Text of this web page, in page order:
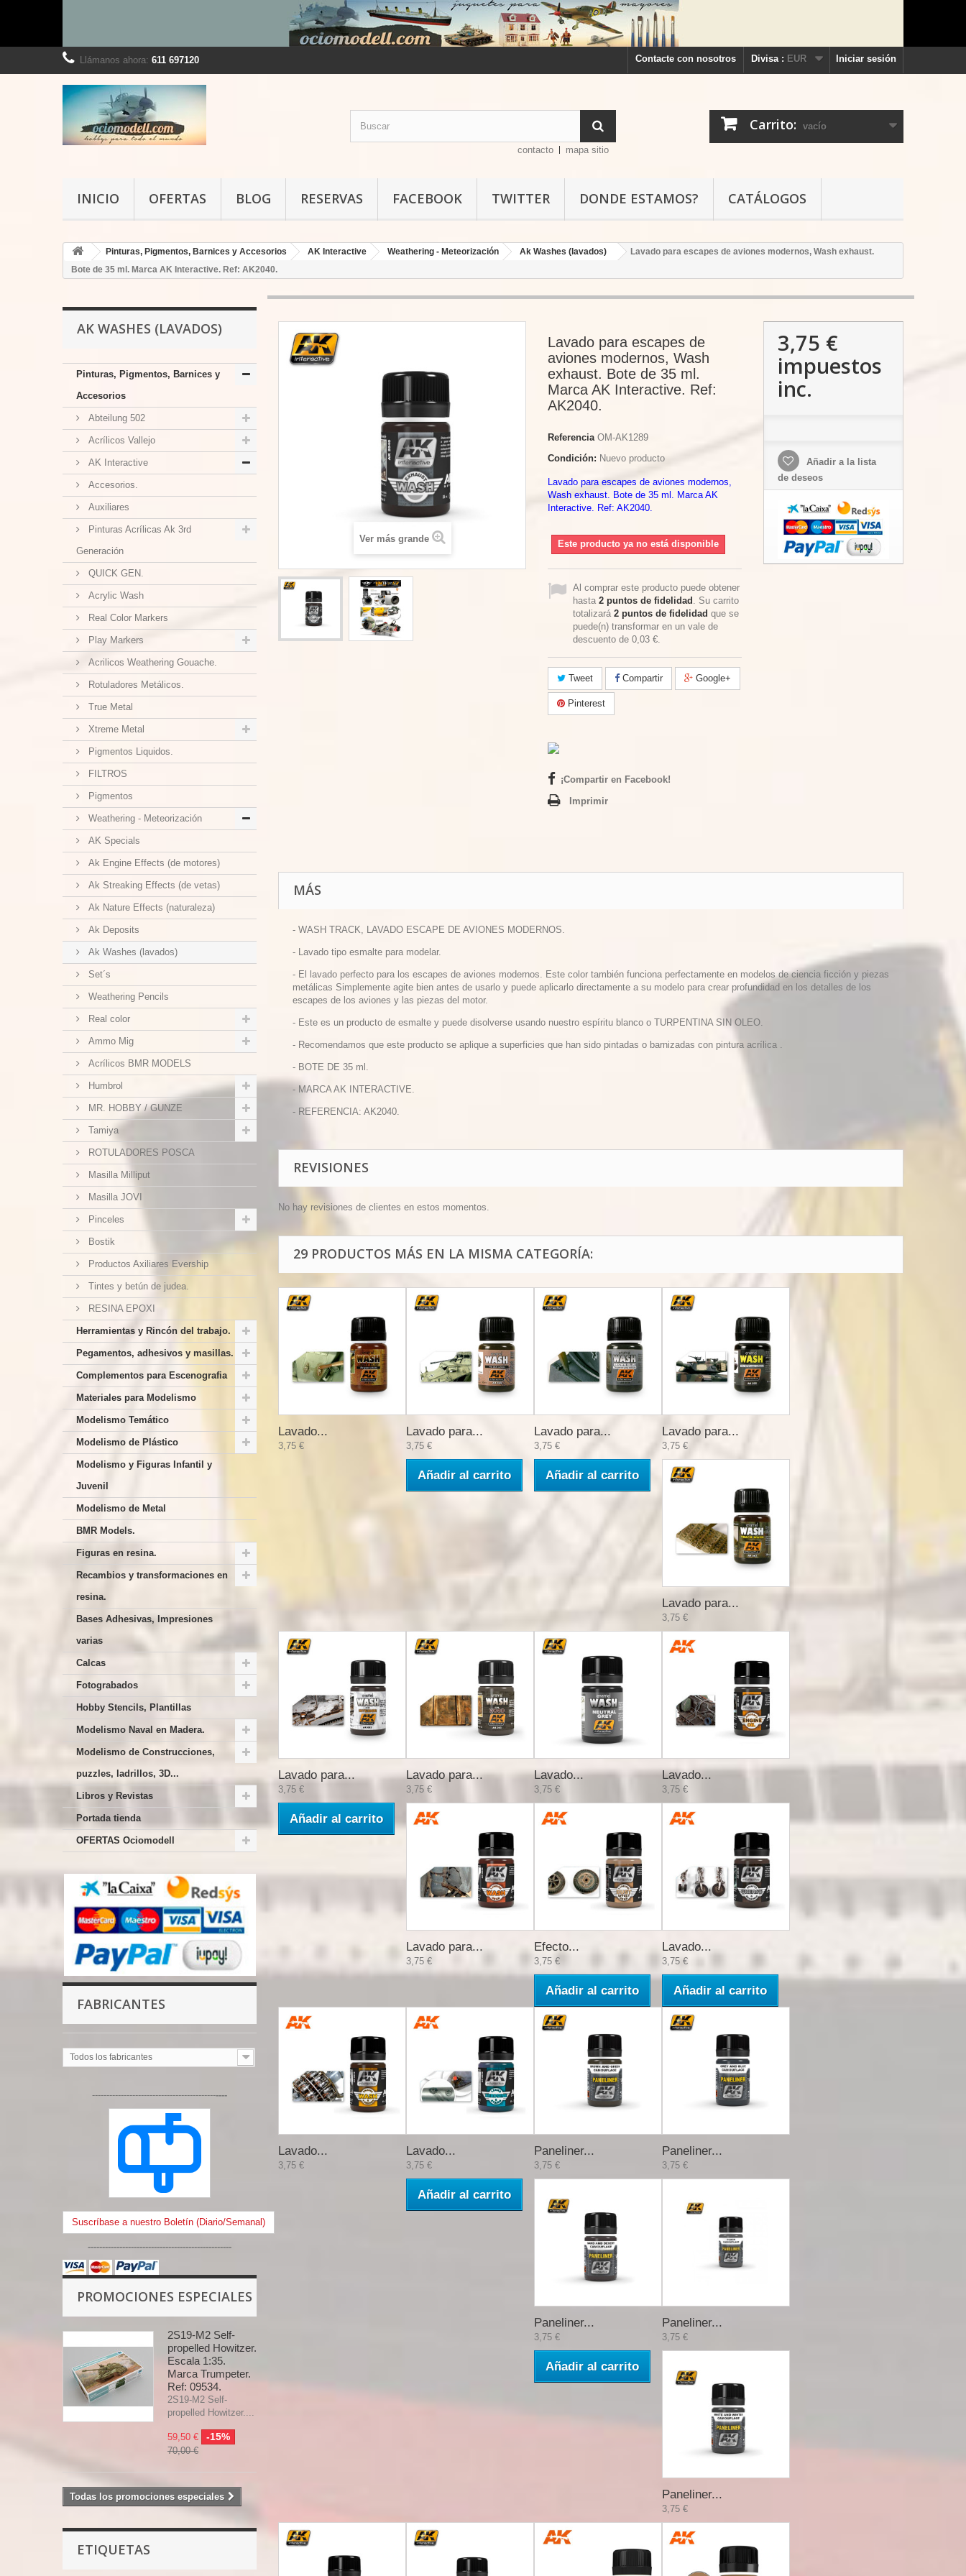
Iniciar sesión
Divisa : EUR
Contacte con nosotros
Llámanos ahora: 611 697120
Carrito: vacío
contacto mapa sitio
INICIO OFERTAS BLOG RESERVAS FACEBOOK TWITTER DONDE ESTAMOS? CATÁLOGOS
Pinturas, Pigmentos, Barnices y Accesorios AK Interactive Weathering - Meteorización Ak Washes (lavados)
Lavado para escapes de aviones modernos, Wash exhaust.
Bote de 35 ml. Marca AK Interactive. Ref: AK2040.
AK WASHES (LAVADOS)
Pinturas, Pigmentos, Barnices y
Accesorios
Abteilung 502
Acrílicos Vallejo
AK Interactive
Accesorios.
Auxiliares
Pinturas Acrílicas Ak 3rd
Generación
QUICK GEN.
Acrylic Wash
Real Color Markers
Play Markers
Acrilicos Weathering Gouache.
Rotuladores Metálicos.
True Metal
Xtreme Metal
Pigmentos Liquidos.
FILTROS
Pigmentos
Weathering - Meteorización
AK Specials
Ak Engine Effects (de motores)
Ak Streaking Effects (de vetas)
Ak Nature Effects (naturaleza)
Ak Deposits
Ak Washes (lavados)
Set´s
Weathering Pencils
Real color
Ammo Mig
Acrílicos BMR MODELS
Humbrol
MR. HOBBY / GUNZE
Tamiya
ROTULADORES POSCA
Masilla Milliput
Masilla JOVI
Pinceles
Bostik
Productos Axiliares Evership
Tintes y betún de judea.
RESINA EPOXI
Herramientas y Rincón del trabajo.
Pegamentos, adhesivos y masillas.
Complementos para Escenografia
Materiales para Modelismo
Modelismo Temático
Modelismo de Plástico
Modelismo y Figuras Infantil y
Juvenil
Modelismo de Metal
BMR Models.
Figuras en resina.
Recambios y transformaciones en
resina.
Bases Adhesivas, Impresiones
varias
Calcas
Fotograbados
Hobby Stencils, Plantillas
Modelismo Naval en Madera.
Modelismo de Construcciones,
puzzles, ladrillos, 3D...
Libros y Revistas
Portada tienda
OFERTAS Ociomodell
FABRICANTES
Todos los fabricantes
-----------------------------------------------
Suscríbase a nuestro Boletín (Diario/Semanal)
--------------------------------------------------
PROMOCIONES ESPECIALES
2S19-M2 Self-
propelled Howitzer.
Escala 1:35.
Marca Trumpeter.
Ref: 09534.
2S19-M2 Self-
propelled Howitzer....
59,50 € -15%
70,00 €
Todas los promociones especiales
ETIQUETAS
Ver más grande
Lavado para escapes de
aviones modernos, Wash
exhaust. Bote de 35 ml.
Marca AK Interactive. Ref:
AK2040.
Referencia OM-AK1289
Condición: Nuevo producto
Lavado para escapes de aviones modernos,
Wash exhaust. Bote de 35 ml. Marca AK
Interactive. Ref: AK2040.
Este producto ya no está disponible
Al comprar este producto puede obtener
hasta 2 puntos de fidelidad . Su carrito
totalizará 2 puntos de fidelidad que se
puede(n) transformar en un vale de
descuento de 0,03 €.
Tweet Compartir Google+
Pinterest
¡Compartir en Facebook!
Imprimir
3,75 €
impuestos
inc.
Añadir a la lista
de deseos
MÁS
- WASH TRACK, LAVADO ESCAPE DE AVIONES MODERNOS.
- Lavado tipo esmalte para modelar.
- El lavado perfecto para los escapes de aviones modernos. Este color también funciona perfectamente en modelos de ciencia ficción y piezas
metálicas Simplemente agite bien antes de usarlo y puede aplicarlo directamente a su modelo para crear profundidad en los detalles de los
escapes de los aviones y las piezas del motor.
- Este es un producto de esmalte y puede disolverse usando nuestro espíritu blanco o TURPENTINA SIN OLEO.
- Recomendamos que este producto se aplique a superficies que han sido pintadas o barnizadas con pintura acrílica .
- BOTE DE 35 ml.
- MARCA AK INTERACTIVE.
- REFERENCIA: AK2040.
REVISIONES
No hay revisiones de clientes en estos momentos.
29 PRODUCTOS MÁS EN LA MISMA CATEGORÍA:
Lavado...
3,75 €
Lavado para...
3,75 €
Añadir al carrito
Lavado para...
3,75 €
Añadir al carrito
Lavado para...
3,75 €
Lavado para...
3,75 €
Lavado para...
3,75 €
Añadir al carrito
Lavado para...
3,75 €
Lavado...
3,75 €
Lavado...
3,75 €
Lavado para...
3,75 €
Efecto...
3,75 €
Añadir al carrito
Lavado...
3,75 €
Añadir al carrito
Lavado...
3,75 €
Lavado...
3,75 €
Añadir al carrito
Paneliner...
3,75 €
Paneliner...
3,75 €
Paneliner...
3,75 €
Añadir al carrito
Paneliner...
3,75 €
Paneliner...
3,75 €